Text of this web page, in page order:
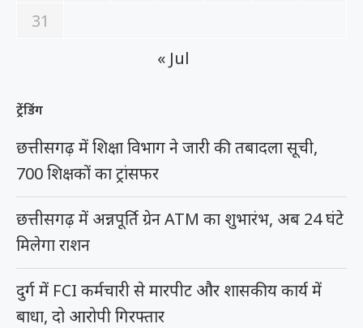
31
« Jul
ट्रेंडिंग
छत्तीसगढ़ में शिक्षा विभाग ने जारी की तबादला सूची,
700 शिक्षकों का ट्रांसफर
छत्तीसगढ़ में अन्नपूर्ति ग्रेन ATM का शुभारंभ, अब 24 घंटे
मिलेगा राशन
दुर्ग में FCI कर्मचारी से मारपीट और शासकीय कार्य में
बाधा, दो आरोपी गिरफ्तार